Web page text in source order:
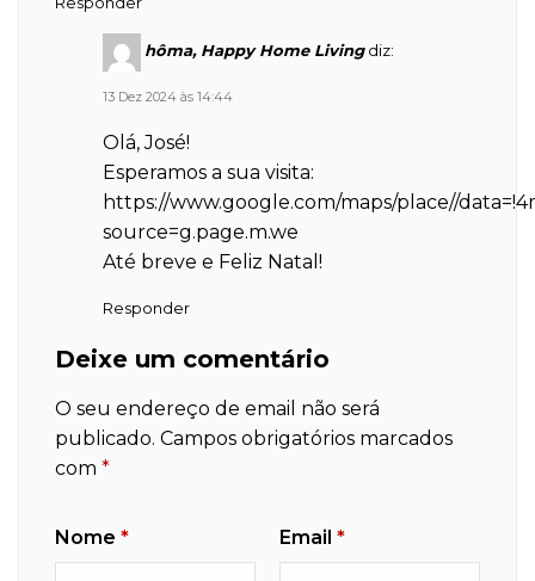
hôma, Happy Home Living diz:
13 Dez 2024 às 14:44
Olá, José!
Esperamos a sua visita:
https://www.google.com/maps/place//
source=g.page.m.we
Até breve e Feliz Natal!
Responder
Deixe um comentário
O seu endereço de email não será
publicado. Campos obrigatórios marcados
com *
Nome * Email *